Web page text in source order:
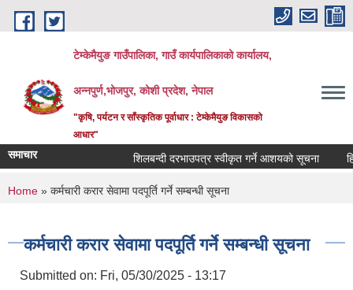
Skip to main content
टेम्केमैयुङ गाउँपालिका, गाउँ कार्यपालिकाको कार्यालय,
अन्नपुर्ण,भोजपुर, कोशी प्रदेश, नेपाल
"कृषि, पर्यटन र साँस्कृतिक पूर्वाधार : टेम्केमैयुङ विकासको
आधार"
समाचार शिलबन्दी दरभाउपत्र स्वीकृत गर्ने आशयको सूचना
You are here
Home » कर्मचारी करार सेवामा पदपूर्ति गर्ने सम्बन्धी सूचना
कर्मचारी करार सेवामा पदपूर्ति गर्ने सम्बन्धी सूचना
Submitted on: Fri, 05/30/2025 - 13:17